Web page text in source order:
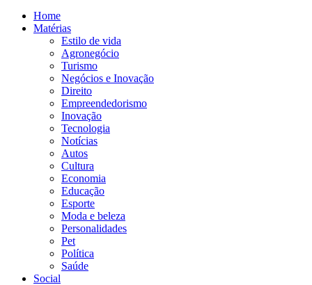
Home
Matérias
Estilo de vida
Agronegócio
Turismo
Negócios e Inovação
Direito
Empreendedorismo
Inovação
Tecnologia
Notícias
Autos
Cultura
Economia
Educação
Esporte
Moda e beleza
Personalidades
Pet
Política
Saúde
Social